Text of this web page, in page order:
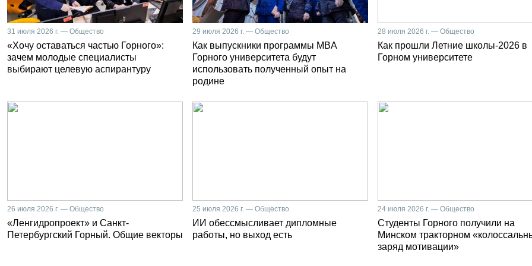
31 июля 2026 г. — Общество
«Хочу оставаться частью Горного»:
зачем молодые специалисты
выбирают целевую аспирантуру
29 июля 2026 г. — Общество
Как выпускники программы MBA
Горного университета будут
использовать полученный опыт на
родине
28 июля 2026 г. — Общество
Как прошли Летние школы-2026 в
Горном университете
26 июля 2026 г. — Общество
«Ленгидропроект» и Санкт-
Петербургский Горный. Общие векторы
25 июля 2026 г. — Общество
ИИ обессмысливает дипломные
работы, но выход есть
24 июля 2026 г. — Общество
Студенты Горного получили на
Минском тракторном
заряд мотивации»